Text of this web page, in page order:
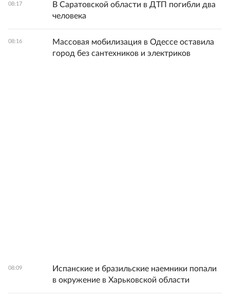
08:17
В Саратовской области в ДТП погибли два
человека
08:16
Массовая мобилизация в Одессе оставила
город без сантехников и электриков
08:09
Испанские и бразильские наемники попали
в окружение в Харьковской области